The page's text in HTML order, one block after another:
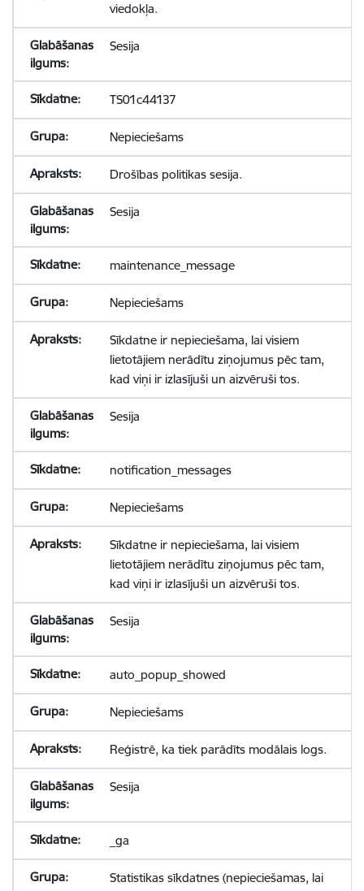
viedokļa.
Sesija
TS01c44137
Nepieciešams
Drošības politikas sesija.
Sesija
maintenance_message
Nepieciešams
Sīkdatne ir nepieciešama, lai visiem
lietotājiem nerādītu ziņojumus pēc tam,
kad viņi ir izlasījuši un aizvēruši tos.
Sesija
notification_messages
Nepieciešams
Sīkdatne ir nepieciešama, lai visiem
lietotājiem nerādītu ziņojumus pēc tam,
kad viņi ir izlasījuši un aizvēruši tos.
Sesija
auto_popup_showed
Nepieciešams
Reģistrē, ka tiek parādīts modālais logs.
Sesija
_ga
Statistikas sīkdatnes (nepieciešamas, lai